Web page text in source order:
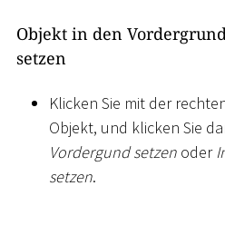
Objekt in den
setzen
Klicken Sie mit der
Objekt, und klicken Sie
Vordergund setzen oder
setzen.